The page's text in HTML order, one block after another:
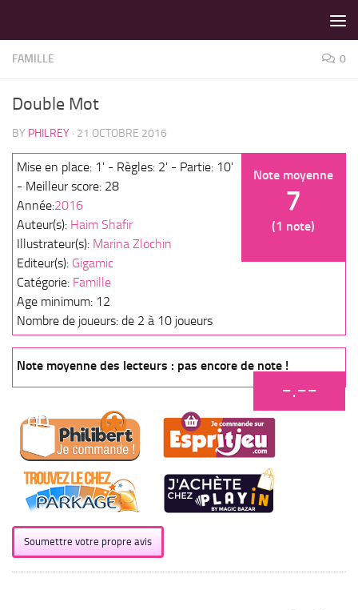
FAMILLE 0
Double Mot
BY PHILREY · 21 OCTOBRE 2016
Note moyenne
7
(1 note)
Mise en place: 1' - Règles: 2' - Partie: 10'
- Meilleur score: 28
Année:2016
Auteur(s): Haim Shafir
Illustrateur(s): Marina Zlochin
Editeur(s): Gigamic
Catégorie: Famille
Age minimum: 12
Nombre de joueurs: de 2 à 10 joueurs
Note moyenne des lecteurs : pas encore de note !
-.--
Soumettre votre propre avis